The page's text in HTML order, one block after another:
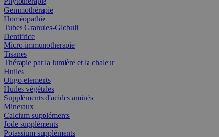
Gemmothérapie
Homéopathie
Tubes Granules-Globuli
Dentifrice
Micro-immunotherapie
Tisanes
Thérapie par la lumière et la chaleur
Huiles
Oligo-elements
Huiles végétales
Suppléments d'acides aminés
Mineraux
Calcium suppléments
Jode suppléments
Potassium suppléments